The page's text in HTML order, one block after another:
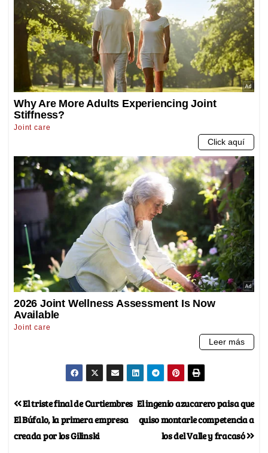
El ingenio azucarero paisa que
quiso montarle competencia a
los del Valle y fracasó
El triste final de Curtiembres
El Búfalo, la primera empresa
creada por los Gilinski